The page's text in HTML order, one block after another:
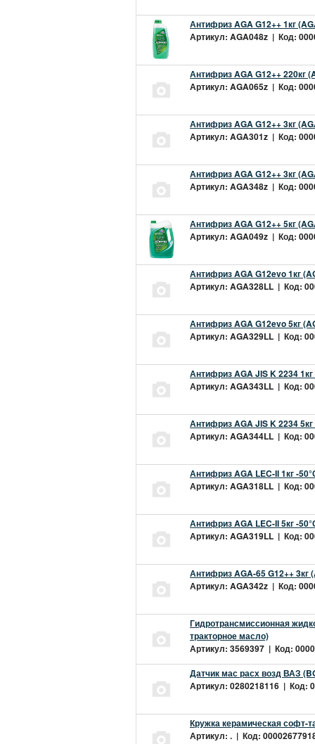
Антифриз AGA G12++ 1кг
Артикул: AGA048z | Код:
Антифриз AGA G12++ 220кг
Артикул: AGA065z | Код:
Антифриз AGA G12++ 3кг
Артикул: AGA301z | Код:
Антифриз AGA G12++ 3кг
Артикул: AGA348z | Код:
Антифриз AGA G12++ 5кг
Артикул: AGA049z | Код:
Антифриз AGA G12evo 1кг
Артикул: AGA328LL | Код:
Антифриз AGA G12evo 5кг
Артикул: AGA329LL | Код:
Антифриз AGA JIS K 2234
Артикул: AGA343LL | Код:
Антифриз AGA JIS K 2234
Артикул: AGA344LL | Код:
Антифриз AGA LEC-II 1кг -
Артикул: AGA318LL | Код:
Антифриз AGA LEC-II 5кг -
Артикул: AGA319LL | Код:
Антифриз AGA-65 G12++ 3кг
Артикул: AGA342z | Код:
Гидротрансмиссионная
тракторное масло)
Артикул: 3569397 | Код:
Датчик мас расх возд ВАЗ
Артикул: 0280218116 | Код:
Кружка керамическая софт-
Артикул: . | Код: